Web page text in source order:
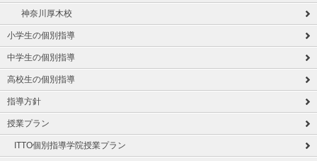
神奈川厚木校
小学生の個別指導
中学生の個別指導
高校生の個別指導
指導方針
授業プラン
ITTO個別指導学院授業プラン